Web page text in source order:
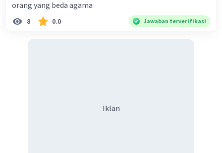
orang yang beda agama
8 0.0 Jawaban terverifikasi
Iklan